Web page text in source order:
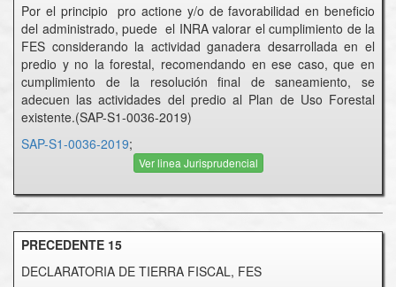
Por el principio pro actione y/o de favorabilidad en beneficio
del administrado, puede el INRA valorar el cumplimiento de la
FES considerando la actividad ganadera desarrollada en el
predio y no la forestal, recomendando en ese caso, que en
cumplimiento de la resolución final de saneamiento, se
adecuen las actividades del predio al Plan de Uso Forestal
existente.(SAP-S1-0036-2019)
SAP-S1-0036-2019;
Ver linea Jurisprudencial
PRECEDENTE 15
DECLARATORIA DE TIERRA FISCAL, FES